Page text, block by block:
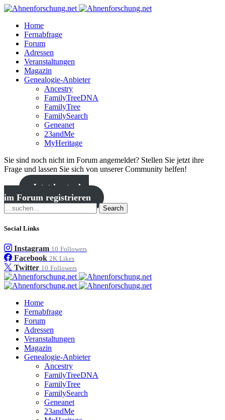
Home
Fernabfrage
Forum
Adressen
Veranstaltungen
Magazin
Genealogie-Anbieter
Ancestry
FamilyTreeDNA
FamilyTree
FamilySearch
Geneanet
23andMe
MyHeritage
Sie sind noch nicht im Forum angemeldet? Stellen Sie jetzt ihre
Frage und lassen Sie sich von unserer Community helfen!
Jetzt kostenlos
im Forum registrieren
Search
Social Links
Instagram 10 Followers
Facebook 2K Likes
Twitter 10 Followers
Home
Fernabfrage
Forum
Adressen
Veranstaltungen
Magazin
Genealogie-Anbieter
Ancestry
FamilyTreeDNA
FamilyTree
FamilySearch
Geneanet
23andMe